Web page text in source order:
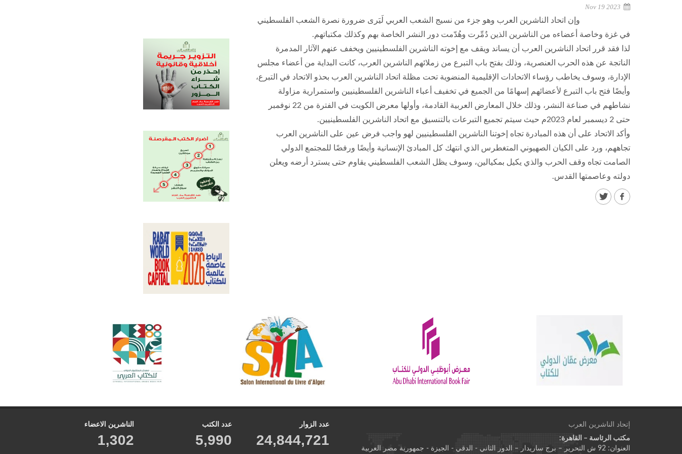
وإن اتحاد الناشرين العرب وهو جزء من نسيج الشعب العربي لَيَرى ضرورة نصرة الشعب الفلسطيني
في غزة وخاصة أعضاءه من الناشرين الذين دُمِّرت وهُدّمت دور النشر الخاصة بهم وكذلك مكتباتهم.
لذا فقد قرر اتحاد الناشرين العرب أن يساند ويقف مع إخوته الناشرين الفلسطينيين ويخفف عنهم الآثار المدمرة
الناتجة عن هذه الحرب العنصرية، وذلك بفتح باب التبرع من زملائهم الناشرين العرب، كانت البداية من أعضاء مجلس
الإدارة، وسوف يخاطب رؤساء الاتحادات الإقليمية المنضوية تحت مظلة اتحاد الناشرين العرب بحذو الاتحاد في التبرع،
وأيضًا فتح باب التبرع لأعضائهم إسهامًا من الجميع في تخفيف أعباء الناشرين الفلسطينيين واستمرارية مزاولة
نشاطهم في صناعة النشر، وذلك خلال المعارض العربية القادمة، وأولها معرض الكويت في الفترة من 22 نوفمبر
حتى 2 ديسمبر لعام 2023م حيث سيتم تجميع التبرعات بالتنسيق مع اتحاد الناشرين الفلسطينيين.
وأكد الاتحاد على أن هذه المبادرة تجاه إخوتنا الناشرين الفلسطينيين لهو واجب فرض عين على الناشرين العرب
تجاههم، ورد على الكيان الصهيوني المتغطرس الذي انتهك كل المبادئ الإنسانية وأيضًا ورفضًا للمجتمع الدولي
الصامت تجاه وقف الحرب والذي يكيل بمكيالين، وسوف يظل الشعب الفلسطيني يقاوم حتى يسترد أرضه ويعلن
دولته وعاصمتها القدس.
إتحاد الناشرين العرب
مكتب الرئاسة – القاهرة:
العنوان: 92 ش التحرير – برج ساريدار – الدور الثاني - الدقي - الجيزة - جمهورية مصر العربية
الناشرين الاعضاء
1,302
عدد الكتب
5,990
عدد الزوار
24,844,721